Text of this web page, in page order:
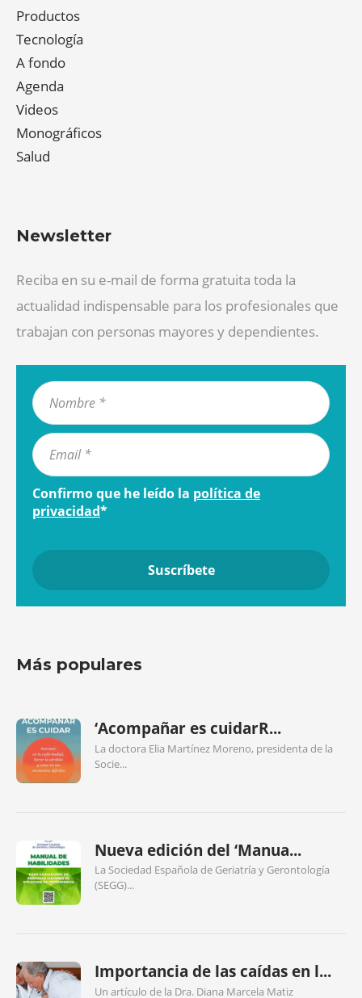
Productos
Tecnología
A fondo
Agenda
Videos
Monográficos
Salud
Newsletter
Reciba en su e-mail de forma gratuita toda la
actualidad indispensable para los profesionales que
trabajan con personas mayores y dependientes.
Confirmo que he leído la política de
privacidad*
Más populares
‘Acompañar es cuidarR...
La doctora Elia Martínez Moreno, presidenta de la
Socie...
Nueva edición del ‘Manua...
La Sociedad Española de Geriatría y Gerontología
(SEGG)...
Importancia de las caídas en l...
Un artículo de la Dra. Diana Marcela Matiz